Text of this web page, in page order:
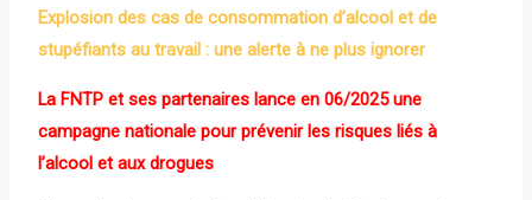
Explosion des cas de consommation d’alcool et de
stupéfiants au travail : une alerte à ne plus ignorer
La FNTP et ses partenaires lance en 06/2025 une
campagne nationale pour prévenir les risques liés à
l’alcool et aux drogues